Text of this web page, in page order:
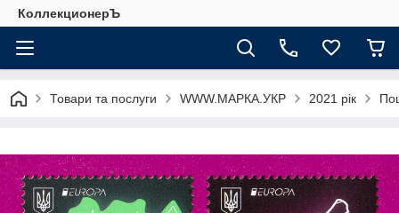
КоллекционерЪ
Товари та послуги WWW.МАРКА.УКР 2021 рік